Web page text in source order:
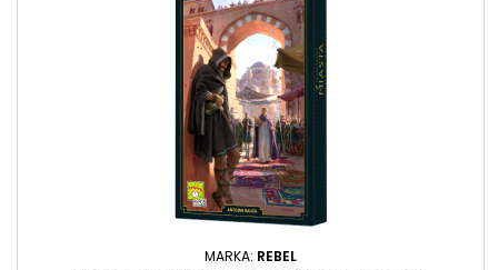
MARKA: REBEL